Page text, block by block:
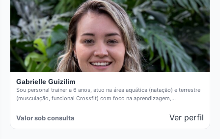
Gabrielle Guizilim
Sou personal trainer a 6 anos, atuo na área aquática (natação) e terrestre
(musculação, funcional Crossfit) com foco na aprendizagem,…
Valor sob consulta Ver perfil